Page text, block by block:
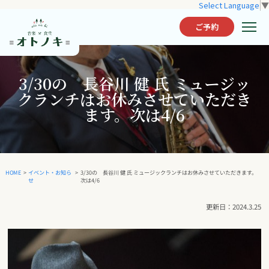
Select Language ▼
ご予約
3/30の 長谷川 健 氏 ミュージッ
クランチはお休みさせていただき
ます。次は4/6
HOME > イベント・お知ら
せ
> 3/30の 長谷川 健 氏 ミュージックランチはお休みさせていただきます。
次は4/6
2024.3.25